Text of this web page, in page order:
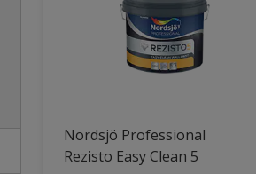
Nordsjö Professional
Rezisto Easy Clean 5